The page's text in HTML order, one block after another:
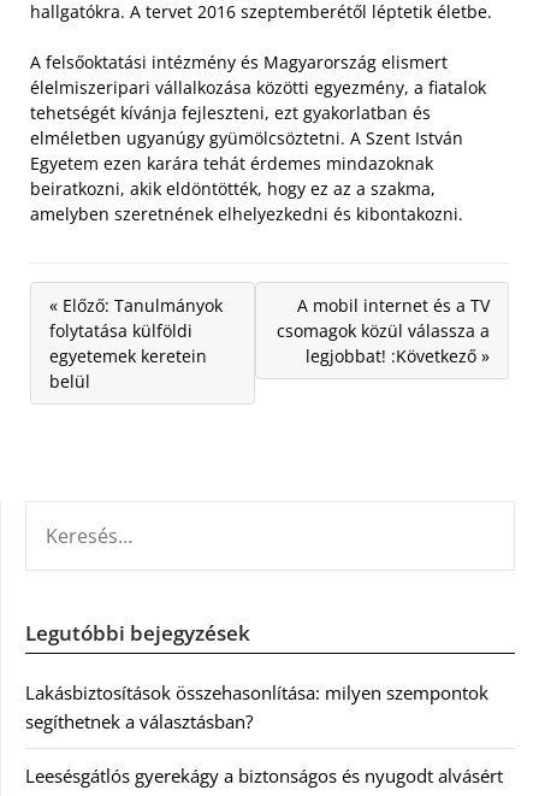
hallgatókra. A tervet 2016 szeptemberétől léptetik életbe.
A felsőoktatási intézmény és Magyarország elismert
élelmiszeripari vállalkozása közötti egyezmény, a fiatalok
tehetségét kívánja fejleszteni, ezt gyakorlatban és
elméletben ugyanúgy gyümölcsöztetni. A Szent István
Egyetem ezen karára tehát érdemes mindazoknak
beiratkozni, akik eldöntötték, hogy ez az a szakma,
amelyben szeretnének elhelyezkedni és kibontakozni.
« Előző: Tanulmányok
folytatása külföldi
egyetemek keretein
belül
A mobil internet és a TV
csomagok közül válassza a
legjobbat! :Következő »
Legutóbbi bejegyzések
Lakásbiztosítások összehasonlítása: milyen szempontok
segíthetnek a választásban?
Leesésgátlós gyerekágy a biztonságos és nyugodt alvásért